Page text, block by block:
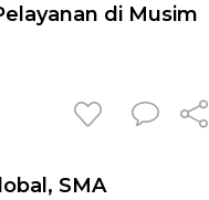
di Musim
SMA